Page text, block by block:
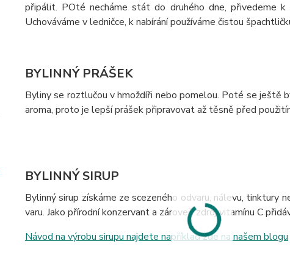
připálit. POté necháme stát do druhého dne, přivedeme
Uchováváme v ledničce, k nabírání používáme čistou
BYLINNÝ PRÁŠEK
Byliny se roztlučou v hmoždíři nebo pomelou. Poté se ještě
aroma, proto je lepší prášek připravovat až těsně před
BYLINNÝ SIRUP
Bylinný sirup získáme ze scezeného odvaru, nálevu, tinktury
varu. Jako přírodní konzervant a zároveň zdroj vitamínu C
Návod na výrobu sirupu najdete například zde na našem blogu